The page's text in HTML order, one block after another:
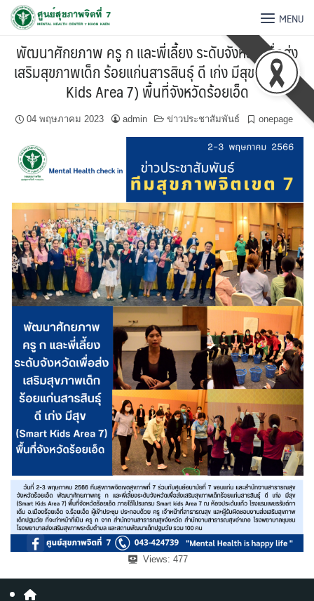
MENU
พัฒนาศักยภาพ ครู ก และพี่เลี้ยง ระดับจังหวัดเพื่อส่ง
เสริมสุขภาพเด็ก ร้อยแก่นสารสินธุ์ ดี เก่ง มีสุข (Smart
Kids Area 7) พื้นที่จังหวัดร้อยเอ็ด
04 พฤษภาคม 2023 admin ข่าวประชาสัมพันธ์ onepage
Views: 477